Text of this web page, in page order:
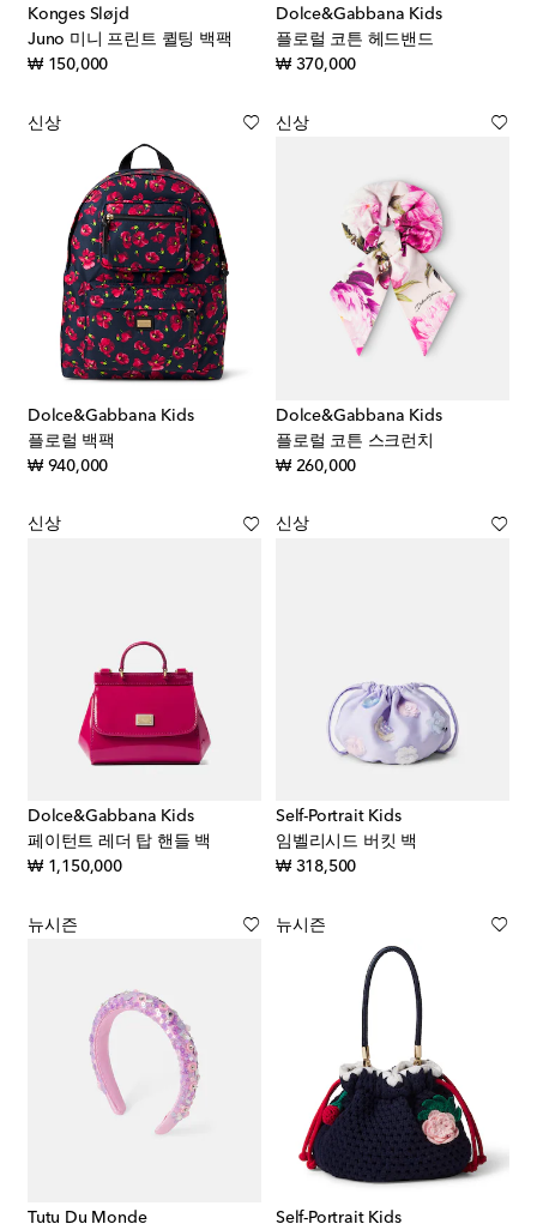
Konges Sløjd
Juno 미니 프린트 퀼팅 백팩
₩ 150,000original price
Dolce&Gabbana Kids
플로럴 코튼 헤드밴드
₩ 370,000original price
신상
Dolce&Gabbana Kids
플로럴 백팩
₩ 940,000original price
신상
Dolce&Gabbana Kids
플로럴 코튼 스크런치
₩ 260,000original price
신상
Dolce&Gabbana Kids
페이턴트 레더 탑 핸들 백
₩ 1,150,000original price
신상
Self-Portrait Kids
임벨리시드 버킷 백
₩ 318,500original price
뉴시즌
Tutu Du Monde
뉴시즌
Self-Portrait Kids